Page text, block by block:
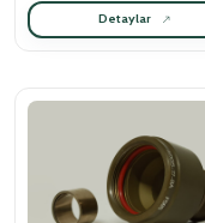
Detaylar